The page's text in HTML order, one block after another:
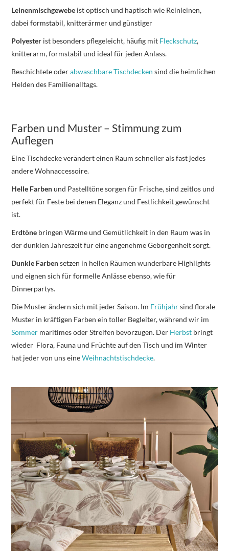
Leinenmischgewebe ist optisch und haptisch wie Reinleinen,
dabei formstabil, knitterärmer und günstiger
Polyester ist besonders pflegeleicht, häufig mit Fleckschutz,
knitterarm, formstabil und ideal für jeden Anlass.
Beschichtete oderabwaschbare Tischdecken sind die heimlichen
Helden des Familienalltags.
Farben und Muster – Stimmung zum
Auflegen
Eine Tischdecke verändert einen Raum schneller als fast jedes
andere Wohnaccessoire.
Helle Farbenund Pastelltöne sorgen für Frische, sind zeitlos und
perfekt für Feste bei denen Eleganz und Festlichkeit gewünscht
ist.
Erdtöne bringen Wärme und Gemütlichkeit in den Raum was in
der dunklen Jahreszeit für eine angenehme Geborgenheit sorgt.
Dunkle Farbensetzen in hellen Räumen wunderbare Highlights
und eignen sich für formelle Anlässe ebenso, wie für
Dinnerpartys.
Die Muster ändern sich mit jeder Saison. Im Frühjahrsind florale
Muster in kräftigen Farben ein toller Begleiter, während wir im
Sommer maritimes oder Streifen bevorzugen. Der Herbst bringt
wieder Flora, Fauna und Früchte auf den Tisch und im Winter
hat jeder von uns eineWeihnachtstischdecke.